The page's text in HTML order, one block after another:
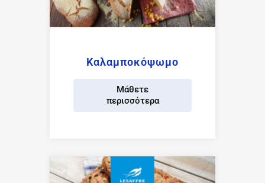
Καλαμποκόψωμο
Μάθετε
περισσότερα